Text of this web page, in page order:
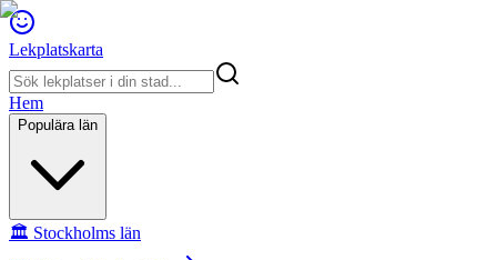
Lekplatskarta
Hem
Populära län
🏛️ Stockholms län